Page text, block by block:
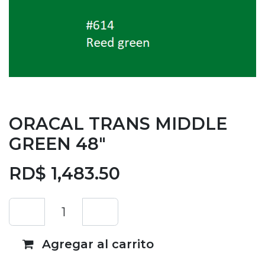
ORACAL TRANS MIDDLE
GREEN 48"
RD$ 1,483.50
Agregar al carrito